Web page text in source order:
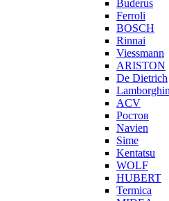
Buderus
Ferroli
BOSCH
Rinnai
Viessmann
ARISTON
De Dietrich
ACV
Ростов
Navien
Sime
Kentatsu
WOLF
HUBERT
Termica